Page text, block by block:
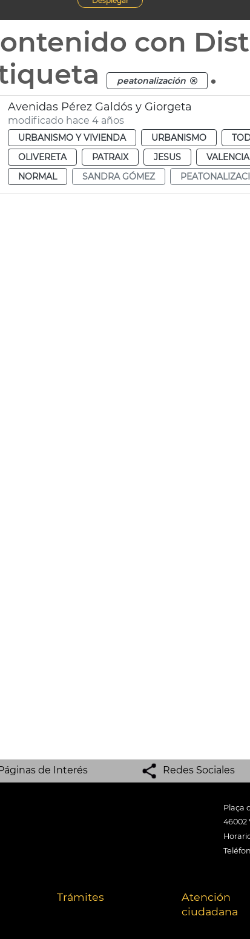
con
peatonalización .
Avenidas Pérez Galdós y Giorgeta
modificado hace 4 años
URBANISMO Y VIVIENDA URBANISMO
OLIVERETA
PATRAIX JESUS VALENCIA
NORMAL
SANDRA GÓMEZ
de Interés Redes Sociales
Plaça
46002
Trámites
Atención
ciudadana